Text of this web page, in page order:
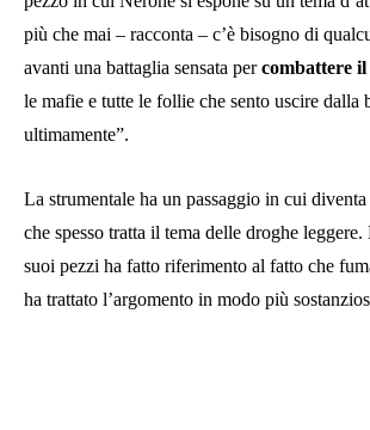
più che mai – racconta – c’è bisogno di
avanti una battaglia sensata percombattere
le mafie e tutte le follie che sento uscire dalla
ultimamente”.
La strumentale ha un passaggio in cui diventa
che spesso tratta il tema delle droghe
suoi pezzi ha fatto riferimento al fatto che
ha trattato l’argomento in modo più